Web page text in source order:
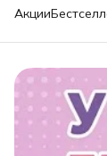
Акции